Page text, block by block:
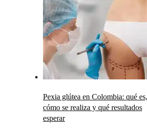
Pexia glútea en Colombia: qué es,
cómo se realiza y qué resultados
esperar